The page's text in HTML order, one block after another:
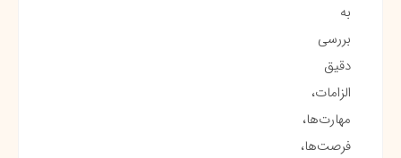
به
بررسی
دقیق
الزامات،
مهارت‌ها،
فرصت‌ها،